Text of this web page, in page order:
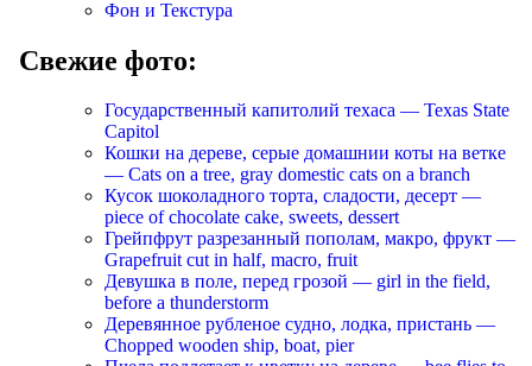
Фон и Текстура
Свежие фото:
Государственный капитолий техаса — Texas State
Capitol
Кошки на дереве, серые домашнии коты на ветке
— Cats on a tree, gray domestic cats on a branch
Кусок шоколадного торта, сладости, десерт —
piece of chocolate cake, sweets, dessert
Грейпфрут разрезанный пополам, макро, фрукт —
Grapefruit cut in half, macro, fruit
Девушка в поле, перед грозой — girl in the field,
before a thunderstorm
Деревянное рубленое судно, лодка, пристань —
Chopped wooden ship, boat, pier